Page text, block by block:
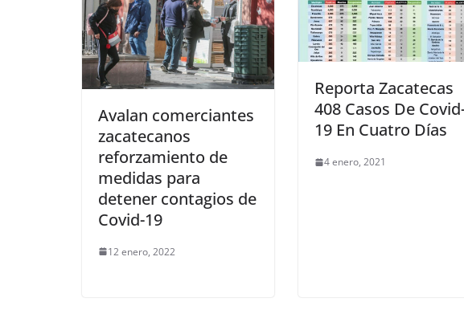
Avalan comerciantes
zacatecanos
reforzamiento de
medidas para
detener contagios de
Covid-19
12 enero, 2022
Reporta Zacatecas
408 Casos De
19 En Cuatro Días
4 enero, 2021